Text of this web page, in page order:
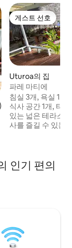
점 만점), 후기 146
게스트 선호
게스트 선호
Uturoa의 집
파레 마티에
침실 3개, 욕실 1개
식사 공간 1개, 타
있는 넓은 테라스
사를 즐길 수 있는
로테스, LS 프록시
과 가깝습니다. 카
인기 편의